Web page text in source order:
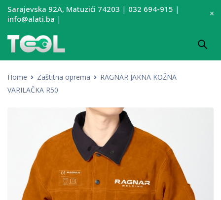
Sarajevska 92A, Matuzići 74203 | 032 694-915 |
info@alati.ba |
Home Zaštitna oprema
RAGNAR JAKNA KOŽNA
VARILAČKA R50